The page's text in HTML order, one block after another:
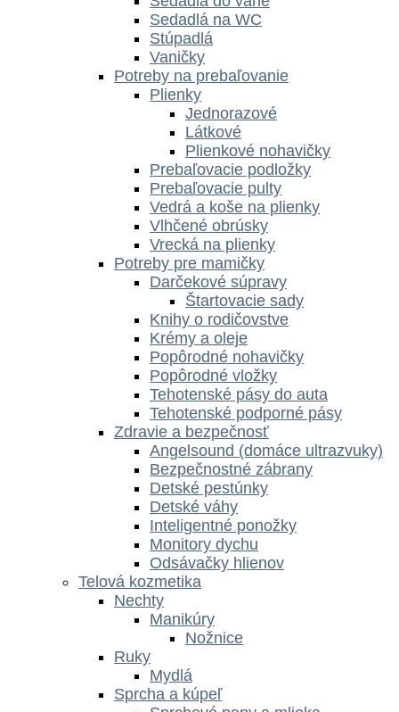
Sedadlá na WC
Stúpadlá
Vaničky
Potreby na prebaľovanie
Plienky
Jednorazové
Látkové
Plienkové nohavičky
Prebaľovacie podložky
Prebaľovacie pulty
Vedrá a koše na plienky
Vlhčené obrúsky
Vrecká na plienky
Potreby pre mamičky
Darčekové súpravy
Štartovacie sady
Knihy o rodičovstve
Krémy a oleje
Popôrodné nohavičky
Popôrodné vložky
Tehotenské pásy do auta
Tehotenské podporné pásy
Zdravie a bezpečnosť
Angelsound (domáce ultrazvuky)
Bezpečnostné zábrany
Detské pestúnky
Detské váhy
Inteligentné ponožky
Monitory dychu
Odsávačky hlienov
Telová kozmetika
Nechty
Manikúry
Nožnice
Ruky
Mydlá
Sprcha a kúpeľ